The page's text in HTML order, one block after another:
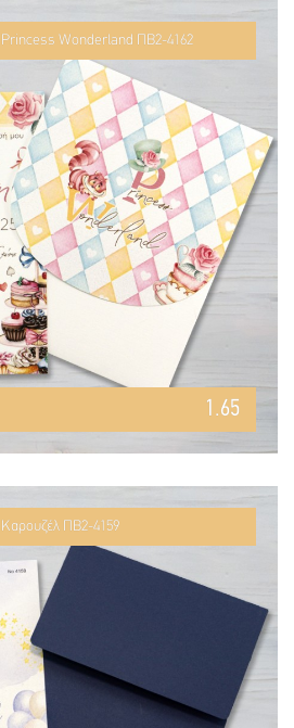
Princess Wonderland ΠΒ2-4162
1.65
Καρουζέλ ΠΒ2-4159